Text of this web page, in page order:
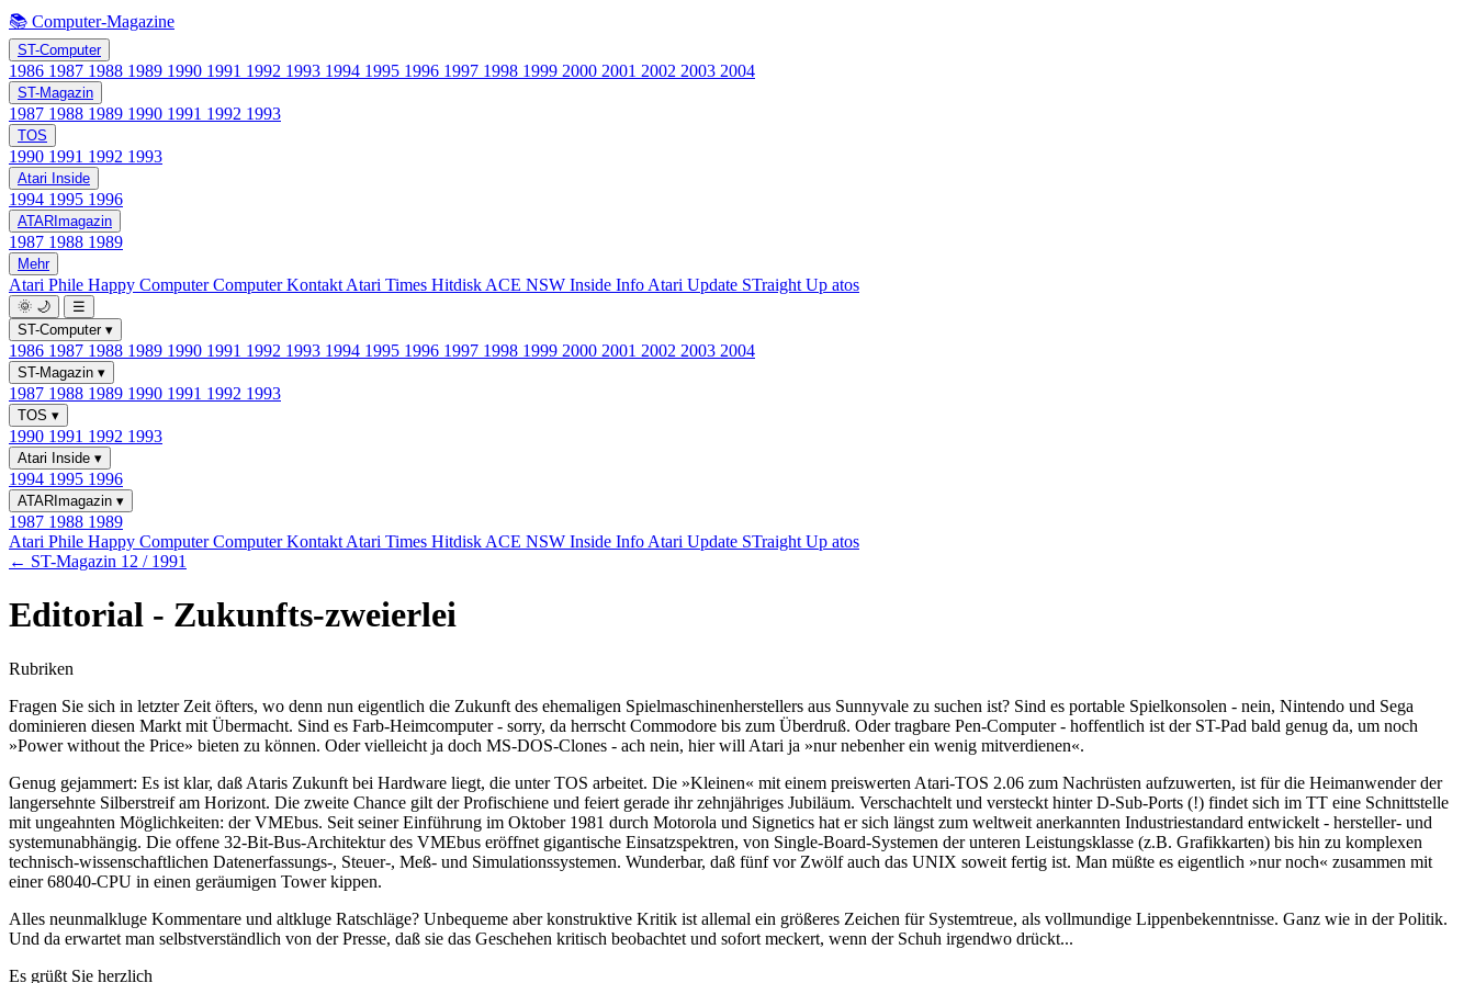
📚 Computer-Magazine
ST-Computer
1986 1987 1988 1989 1990 1991 1992 1993 1994 1995 1996 1997 1998 1999 2000 2001 2002 2003 2004
ST-Magazin
1987 1988 1989 1990 1991 1992 1993
TOS
1990 1991 1992 1993
Atari Inside
1994 1995 1996
ATARImagazin
1987 1988 1989
Mehr
Atari Phile Happy ComputerComputer Kontakt Atari Times Hitdisk ACE NSW Inside Info Atari Update STraight Up atos
🌞 🌙
☰
ST-Computer ▾
1986 1987 1988 1989 1990 1991 1992 1993 1994 1995 1996 1997 1998 1999 2000 2001 2002 2003 2004
ST-Magazin ▾
1987 1988 1989 1990 1991 1992 1993
TOS ▾
1990 1991 1992 1993
Atari Inside ▾
1994 1995 1996
ATARImagazin ▾
1987 1988 1989
Atari Phile Happy ComputerComputer Kontakt Atari Times Hitdisk ACE NSW Inside Info Atari Update STraight Up atos
← ST-Magazin 12 / 1991
Editorial - Zukunfts-zweierlei
Rubriken
Fragen Sie sich in letzter Zeit öfters, wo denn nun eigentlich die Zukunft des ehemaligen Spielmaschinenherstellers aus Sunnyvale zu suchen ist? Sind es portable Spielkonsolen - nein, Nintendo und Sega
dominieren diesen Markt mit Übermacht. Sind es Farb-Heimcomputer - sorry, da herrscht Commodore bis zum Überdruß. Oder tragbare Pen-Computer - hoffentlich ist der ST-Pad bald genug da, um noch
»Power without the Price» bieten zu können. Oder vielleicht ja doch MS-DOS-Clones - ach nein, hier will Atari ja »nur nebenher ein wenig mitverdienen«.
Genug gejammert: Es ist klar, daß Ataris Zukunft bei Hardware liegt, die unter TOS arbeitet. Die »Kleinen« mit einem preiswerten Atari-TOS 2.06 zum Nachrüsten aufzuwerten, ist für die Heimanwender der
langersehnte Silberstreif am Horizont. Die zweite Chance gilt der Profischiene und feiert gerade ihr zehnjähriges Jubiläum. Verschachtelt und versteckt hinter D-Sub-Ports (!) findet sich im TT eine Schnittstelle
mit ungeahnten Möglichkeiten: der VMEbus. Seit seiner Einführung im Oktober 1981 durch Motorola und Signetics hat er sich längst zum weltweit anerkannten Industriestandard entwickelt - hersteller- und
systemunabhängig. Die offene 32-Bit-Bus-Architektur des VMEbus eröffnet gigantische Einsatzspektren, von Single-Board-Systemen der unteren Leistungsklasse (z.B. Grafikkarten) bis hin zu komplexen
technisch-wissenschaftlichen Datenerfassungs-, Steuer-, Meß- und Simulationssystemen. Wunderbar, daß fünf vor Zwölf auch das UNIX soweit fertig ist. Man müßte es eigentlich »nur noch« zusammen mit
einer 68040-CPU in einen geräumigen Tower kippen.
Alles neunmalkluge Kommentare und altkluge Ratschläge? Unbequeme aber konstruktive Kritik ist allemal ein größeres Zeichen für Systemtreue, als vollmundige Lippenbekenntnisse. Ganz wie in der Politik.
Und da erwartet man selbstverständlich von der Presse, daß sie das Geschehen kritisch beobachtet und sofort meckert, wenn der Schuh irgendwo drückt...
Es grüßt Sie herzlich